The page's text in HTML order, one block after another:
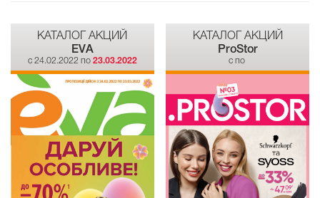
КАТАЛОГ АКЦИЙ
EVA
c 24.02.2022 по 23.03.2022
КАТАЛОГ АКЦИЙ
ProStor
c по